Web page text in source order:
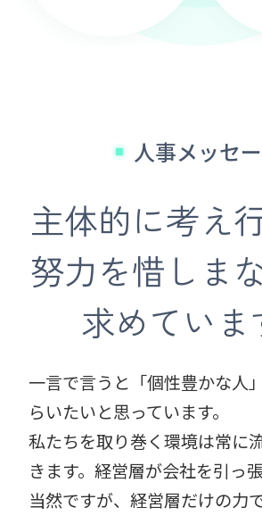
人事メッセ
主体的に考え
努力を惜しま
求めていま
一言で言うと「個性豊かな人
らいたいと思っています。
私たちを取り巻く環境は常に
きます。経営層が会社を引っ
当然ですが、経営層だけの力